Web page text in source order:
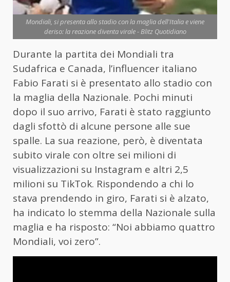
Mondiali, si presenta allo stadio con la maglia dell'Italia e viene
deriso: la reazione diventa virale - Blitz Quotidiano
Durante la partita dei Mondiali tra
Sudafrica e Canada, l’influencer italiano
Fabio Farati si è presentato allo stadio con
la maglia della Nazionale. Pochi minuti
dopo il suo arrivo, Farati è stato raggiunto
dagli sfottò di alcune persone alle sue
spalle. La sua reazione, però, è diventata
subito virale con oltre sei milioni di
visualizzazioni su Instagram e altri 2,5
milioni su TikTok. Rispondendo a chi lo
stava prendendo in giro, Farati si è alzato,
ha indicato lo stemma della Nazionale sulla
maglia e ha risposto: “Noi abbiamo quattro
Mondiali, voi zero”.